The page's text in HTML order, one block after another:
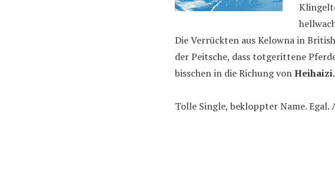
Die Verrückten aus Kelowna in
der Peitsche, dass totgerittene
bisschen in die Richung vonHeihaizi.
Tolle Single, bekloppter Name.